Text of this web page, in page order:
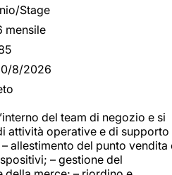
Stage
mensile
8/2026
del team di negozio e si
attività operative e di supporto
allestimento del punto vendita
– gestione del